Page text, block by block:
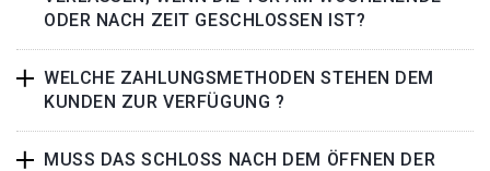
ODER NACH ZEIT GESCHLOSSEN IST?
WELCHE ZAHLUNGSMETHODEN STEHEN DEM
KUNDEN ZUR VERFÜGUNG ?
MUSS DAS SCHLOSS NACH DEM ÖFFNEN DER